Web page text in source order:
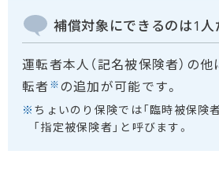
補償対象にできるのは1人
運転者本人（記名被保険者）の
転者 ※ の追加が可能です。
※ ちょいのり保険では「臨時被保険
「指定被保険者」と呼びます。